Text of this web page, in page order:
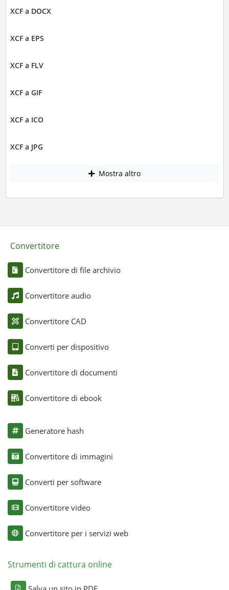
XCF a DOCX
XCF a EPS
XCF a FLV
XCF a GIF
XCF a ICO
XCF a JPG
Mostra altro
Convertitore
Convertitore di file archivio
Convertitore audio
Convertitore CAD
Converti per dispositivo
Convertitore di documenti
Convertitore di ebook
Generatore hash
Convertitore di immagini
Converti per software
Convertitore video
Convertitore per i servizi web
Strumenti di cattura online